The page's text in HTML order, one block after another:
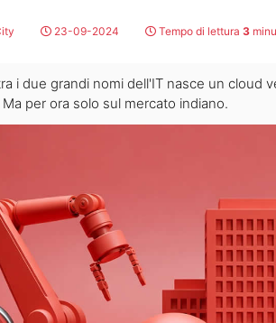
23-09-2024 Tempo di lettura 3
i due grandi nomi dell'IT nasce un cloud
per ora solo sul mercato indiano.